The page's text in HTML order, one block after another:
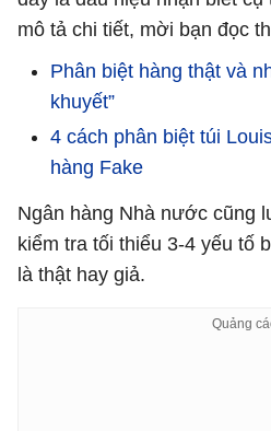
mô tả chi tiết, mời bạn đọc
Phân biệt hàng thật và
khuyết”
4 cách phân biệt túi
hàng Fake
Ngân hàng Nhà nước cũng
kiểm tra tối thiểu 3-4 yếu tố
là thật hay giả.